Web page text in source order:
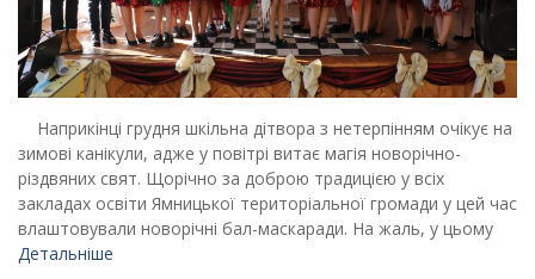
Наприкінці грудня шкільна дітвора з нетерпінням очікує на
зимові канікули, адже у повітрі витає магія новорічно-
різдвяних свят. Щорічно за доброю традицією у всіх
закладах освіти Ямницької територіальної громади у цей час
влаштовували новорічні бал-маскаради. На жаль, у цьому
Детальніше